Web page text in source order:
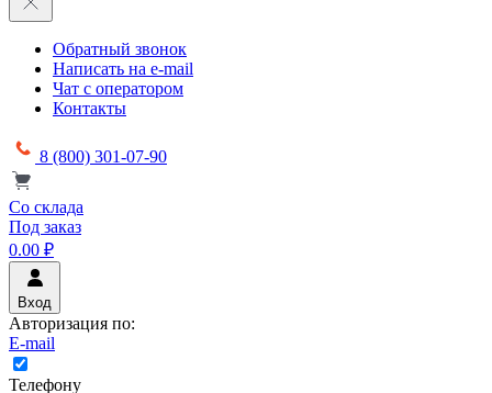
Обратный звонок
Написать на e-mail
Чат с оператором
Контакты
8 (800) 301-07-90
Со склада
Под заказ
0.00 ₽
Вход
Авторизация по:
E-mail
Телефону